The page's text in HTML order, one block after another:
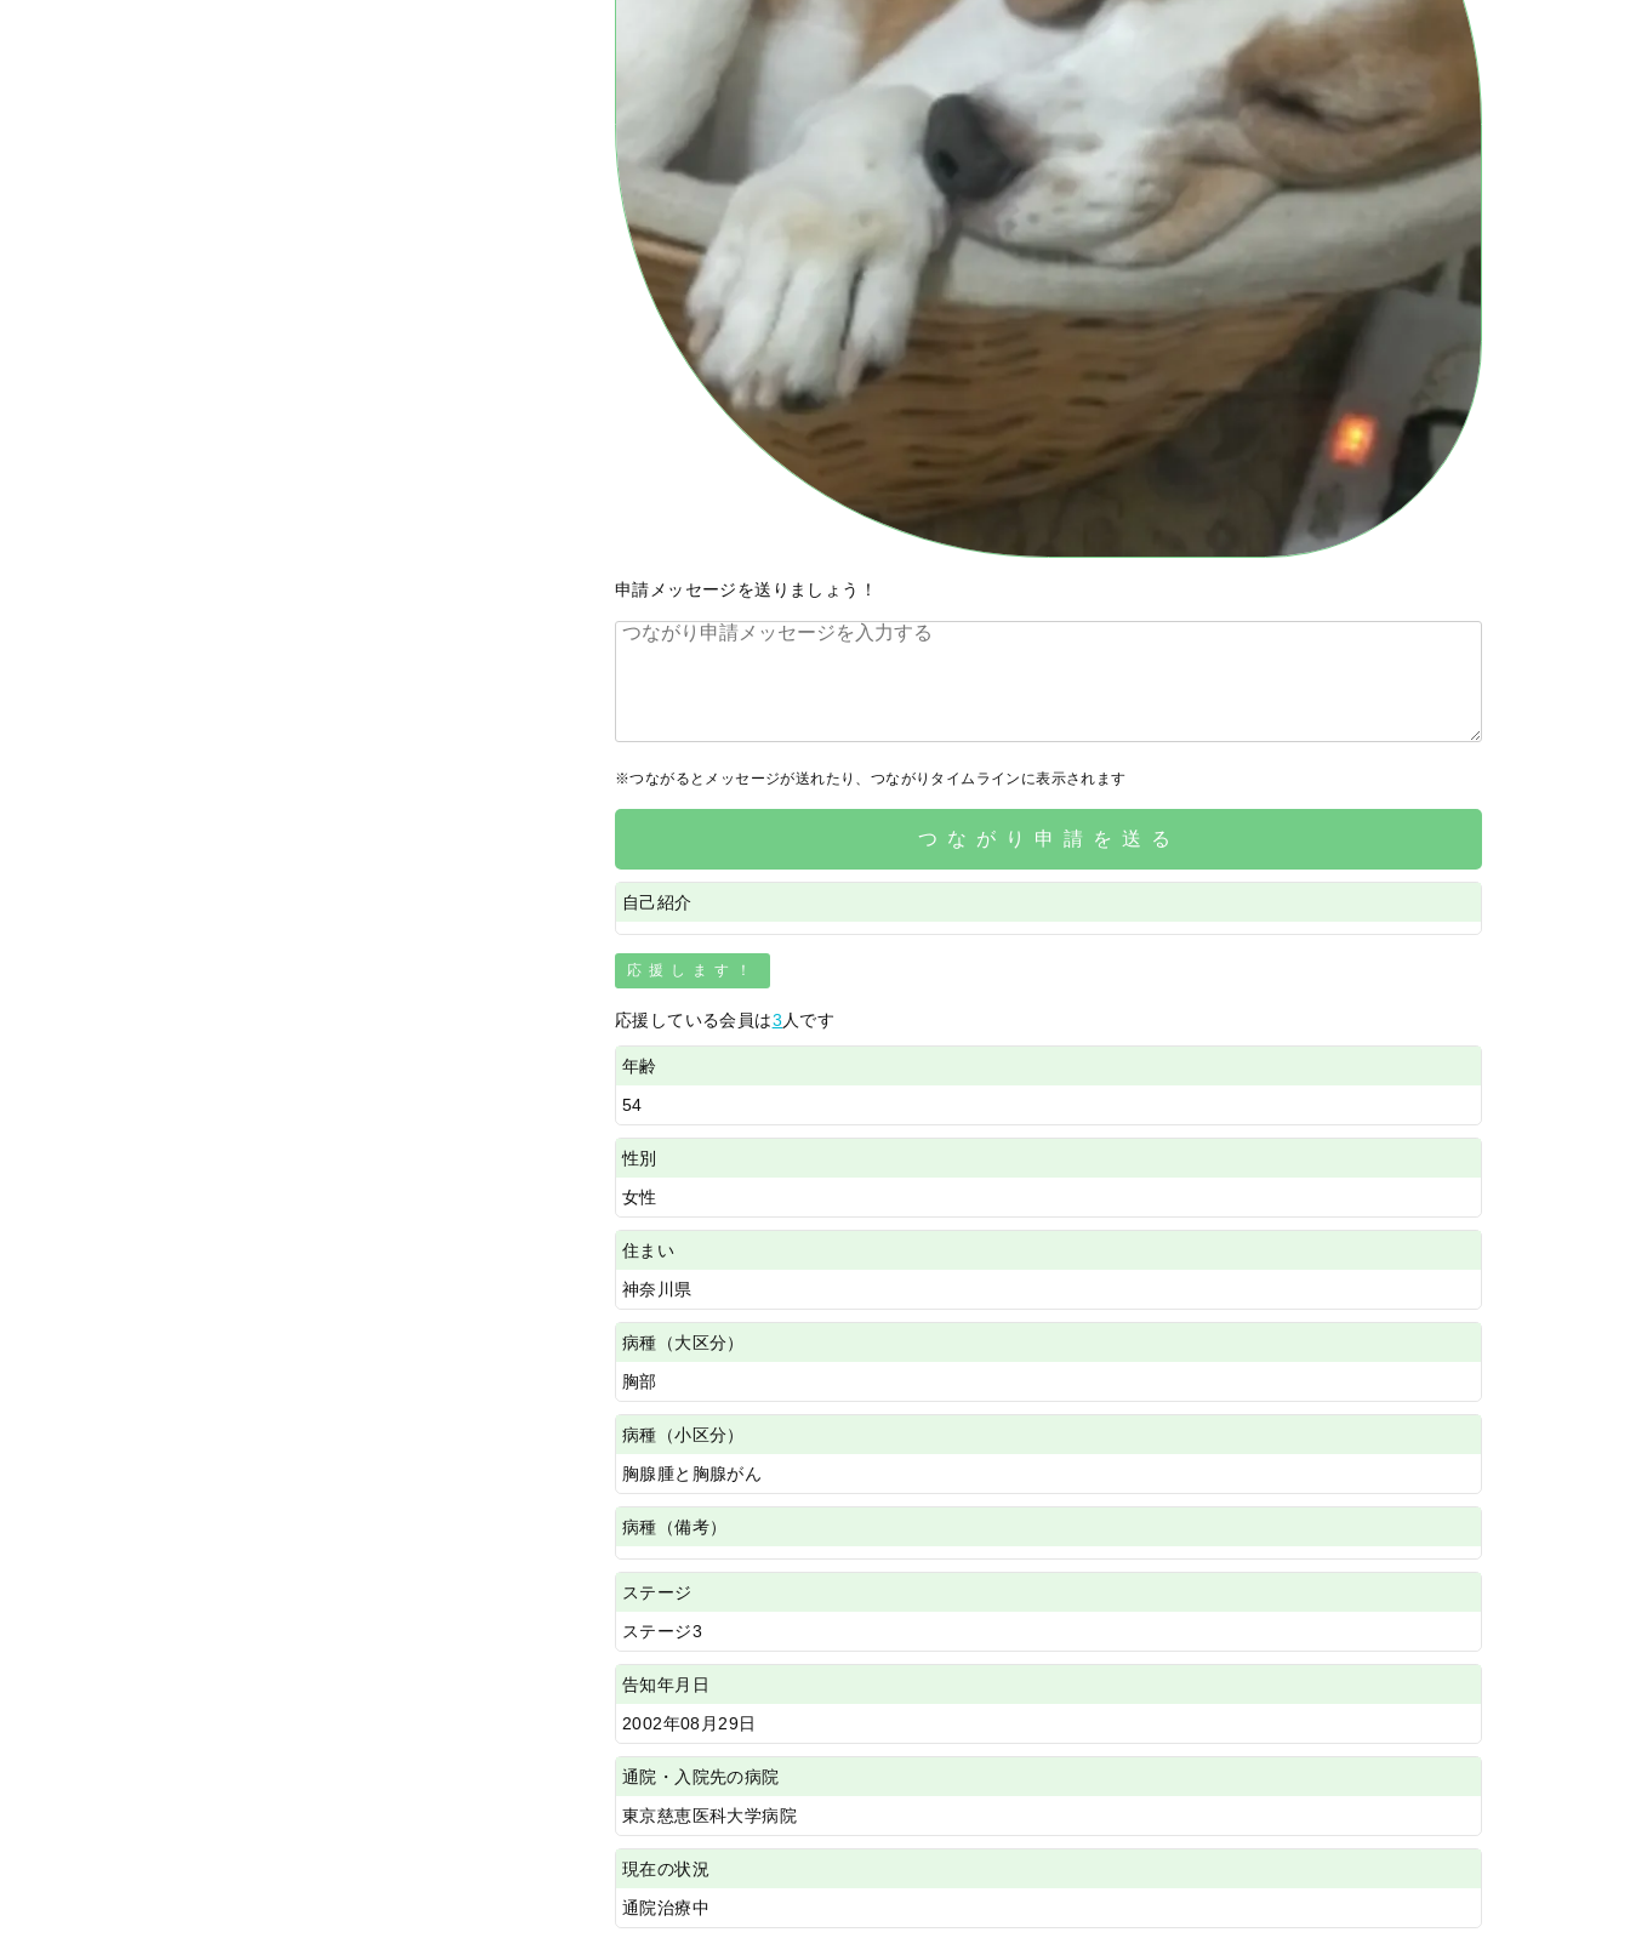
申請メッセージを送りましょう！
※つながるとメッセージが送れたり、つながりタイムラインに表示されます
つながり申請を送る
自己紹介
応援します！
応援している会員は3 人です
年齢
54
性別
女性
住まい
神奈川県
病種（大区分）
胸部
病種（小区分）
胸腺腫と胸腺がん
病種（備考）
ステージ
ステージ3
告知年月日
2002年08月29日
通院・入院先の病院
東京慈恵医科大学病院
現在の状況
通院治療中